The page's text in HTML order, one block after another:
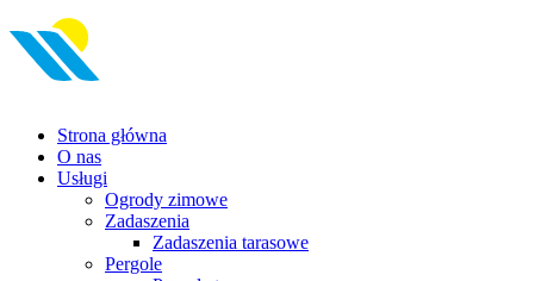
Przejdź
do
treści
Strona główna
O nas
Usługi
Ogrody zimowe
Zadaszenia
Zadaszenia tarasowe
Pergole